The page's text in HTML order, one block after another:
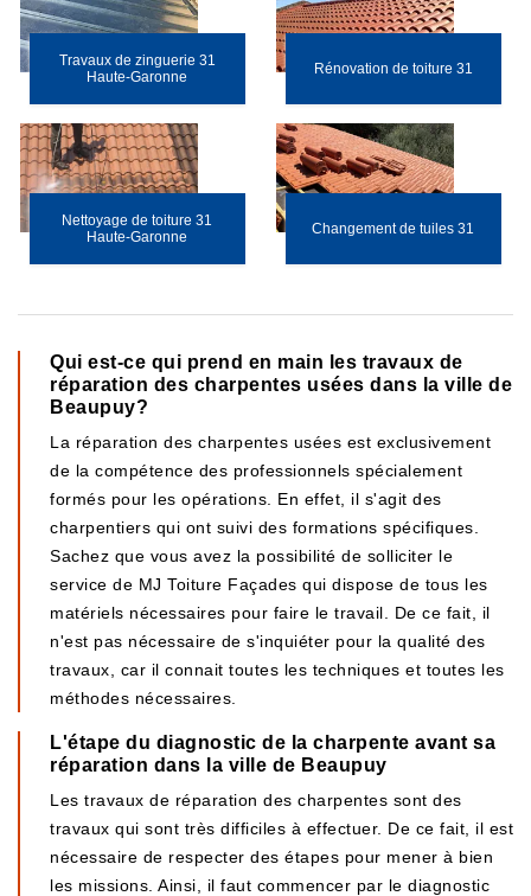
Travaux de zinguerie 31
Haute-Garonne
Rénovation de toiture 31
Nettoyage de toiture 31
Haute-Garonne
Changement de tuiles 31
Qui est-ce qui prend en main les travaux de
réparation des charpentes usées dans la ville de
Beaupuy?
La réparation des charpentes usées est exclusivement
de la compétence des professionnels spécialement
formés pour les opérations. En effet, il s'agit des
charpentiers qui ont suivi des formations spécifiques.
Sachez que vous avez la possibilité de solliciter le
service de MJ Toiture Façades qui dispose de tous les
matériels nécessaires pour faire le travail. De ce fait, il
n'est pas nécessaire de s'inquiéter pour la qualité des
travaux, car il connait toutes les techniques et toutes les
méthodes nécessaires.
L'étape du diagnostic de la charpente avant sa
réparation dans la ville de Beaupuy
Les travaux de réparation des charpentes sont des
travaux qui sont très difficiles à effectuer. De ce fait, il est
nécessaire de respecter des étapes pour mener à bien
les missions. Ainsi, il faut commencer par le diagnostic